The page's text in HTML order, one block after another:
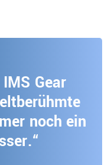
Gear
noch ein